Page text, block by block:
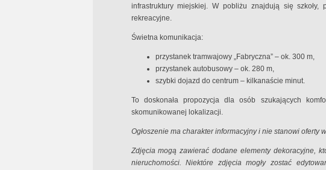
infrastruktury miejskiej. W pobliżu znajdują się szkoły,
rekreacyjne.
Świetna komunikacja:
przystanek tramwajowy „Fabryczna” – ok. 300 m,
przystanek autobusowy – ok. 280 m,
szybki dojazd do centrum – kilkanaście minut.
To doskonała propozycja dla osób szukających
skomunikowanej lokalizacji.
Ogłoszenie ma charakter informacyjny i nie stanowi oferty
Zdjęcia mogą zawierać dodane elementy dekoracyjne,
nieruchomości. Niektóre zdjęcia mogły zostać